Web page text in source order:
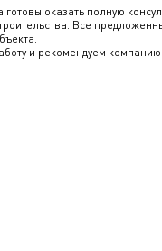
оказать полную
Все
и рекомендуем